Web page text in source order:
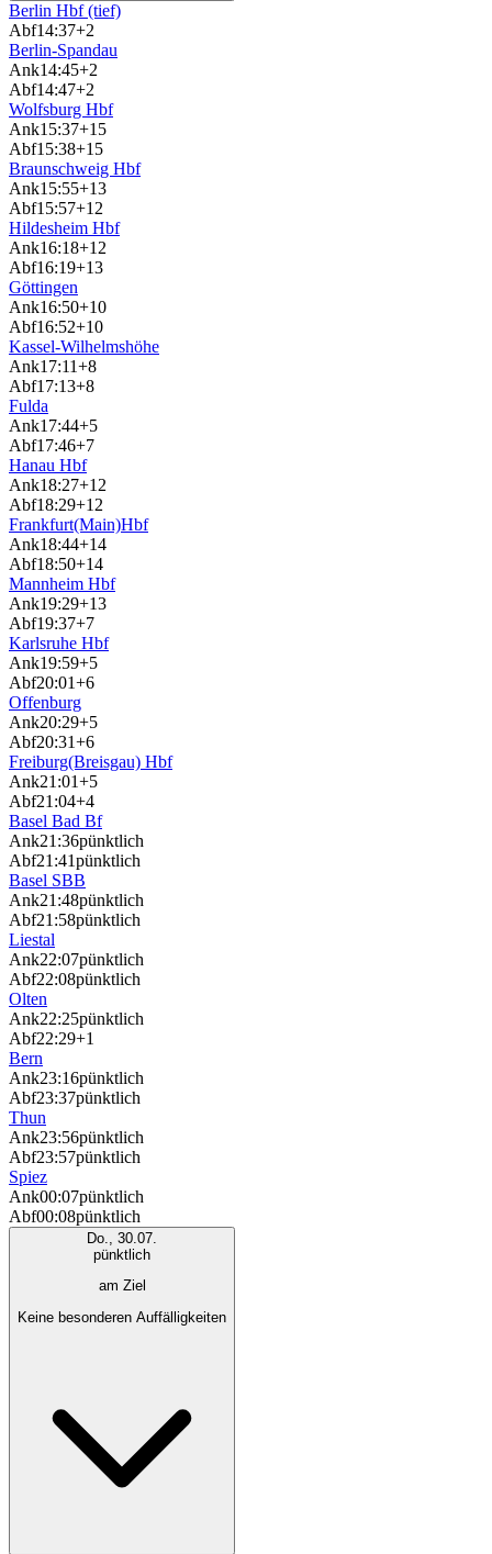
Berlin Hbf (tief)
Abf14:37+2
Berlin-Spandau
Ank14:45+2
Abf14:47+2
Wolfsburg Hbf
Ank15:37+15
Abf15:38+15
Braunschweig Hbf
Ank15:55+13
Abf15:57+12
Hildesheim Hbf
Ank16:18+12
Abf16:19+13
Göttingen
Ank16:50+10
Abf16:52+10
Kassel-Wilhelmshöhe
Ank17:11+8
Abf17:13+8
Fulda
Ank17:44+5
Abf17:46+7
Hanau Hbf
Ank18:27+12
Abf18:29+12
Frankfurt(Main)Hbf
Ank18:44+14
Abf18:50+14
Mannheim Hbf
Ank19:29+13
Abf19:37+7
Karlsruhe Hbf
Ank19:59+5
Abf20:01+6
Offenburg
Ank20:29+5
Abf20:31+6
Freiburg(Breisgau) Hbf
Ank21:01+5
Abf21:04+4
Basel Bad Bf
Ank21:36pünktlich
Abf21:41pünktlich
Basel SBB
Ank21:48pünktlich
Abf21:58pünktlich
Liestal
Ank22:07pünktlich
Abf22:08pünktlich
Olten
Ank22:25pünktlich
Abf22:29+1
Bern
Ank23:16pünktlich
Abf23:37pünktlich
Thun
Ank23:56pünktlich
Abf23:57pünktlich
Spiez
Ank00:07pünktlich
Abf00:08pünktlich
Do., 30.07.
pünktlich
am Ziel
Keine besonderen Auffälligkeiten